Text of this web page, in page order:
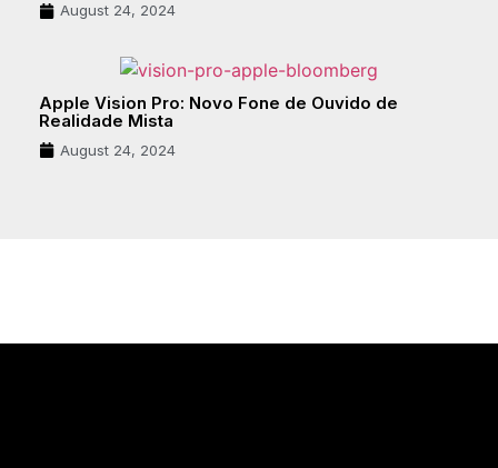
August 24, 2024
Apple Vision Pro: Novo Fone de Ouvido de
Realidade Mista
August 24, 2024